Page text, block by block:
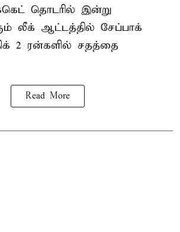
தொடரில் இன்று
லீக் ஆட்டத்தில் சேப்பாக்
2 ரன்களில் சதத்தை
Read More